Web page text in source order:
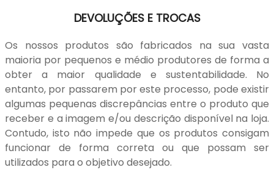
DEVOLUÇÕES E TROCAS
Os nossos produtos são fabricados na sua vasta
maioria por pequenos e médio produtores de forma a
obter a maior qualidade e sustentabilidade. No
entanto, por passarem por este processo, pode existir
algumas pequenas discrepâncias entre o produto que
receber e a imagem e/ou descrição disponível na loja.
Contudo, isto não impede que os produtos consigam
funcionar de forma correta ou que possam ser
utilizados para o objetivo desejado.